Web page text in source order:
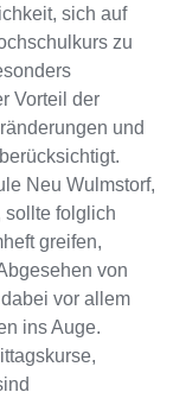
sich auf
zu
Vorteil der
und
Neu Wulmstorf,
sollte folglich
greifen,
von
vor allem
ins Auge.